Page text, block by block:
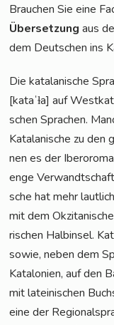
Brau­chen Sie eine
Über­set­zung aus
dem Deut­schen ins
Die kata­la­ni­sche
[kataˈɫa] auf
schen Spra­chen.
Kata­la­ni­sche zu den
nen es der
enge
sche hat mehr
mit dem
ri­schen Halb­in­sel.
sowie, neben dem
Kata­lo­ni­en, auf den
mit latei­ni­schen
eine der